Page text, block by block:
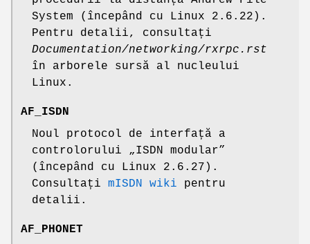
System (începând cu Linux 2.6.22).
Pentru detalii, consultați
Documentation/networking/rxrpc.rst
în arborele sursă al nucleului
Linux.
AF_ISDN
Noul protocol de interfață a
controlorului „ISDN modular”
(începând cu Linux 2.6.27).
Consultați mISDN wiki pentru
detalii.
AF_PHONET